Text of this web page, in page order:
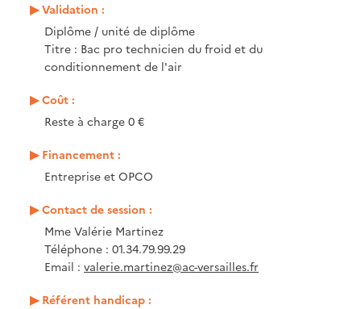
Validation :
Diplôme / unité de diplôme
Titre : Bac pro technicien du froid et du
conditionnement de l'air
Coût :
Reste à charge 0 €
Financement :
Entreprise et OPCO
Contact de session :
Mme Valérie Martinez
Téléphone : 01.34.79.99.29
Email : valerie.martinez@ac-versailles.fr
Référent handicap :